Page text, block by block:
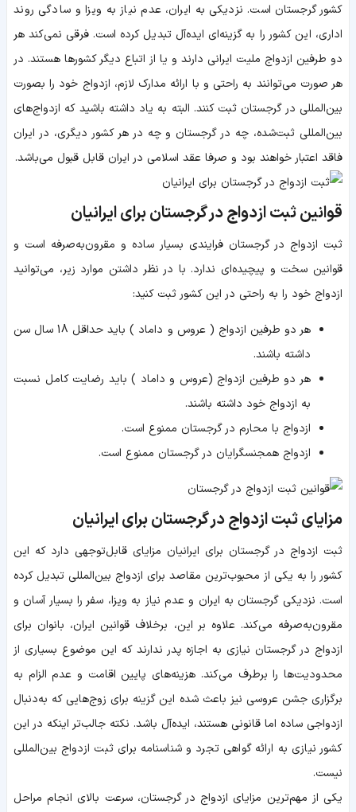
کشور گرجستان است. نزدیکی به ایران، عدم نیاز به ویزا و سادگی روند
اداری، این کشور را به گزینه‌ای ایده‌آل تبدیل کرده است. فرقی نمی‌کند هر
دو طرفین ازدواج ملیت ایرانی دارند و یا از اتباع دیگر کشورها هستند. در
هر صورت می‌توانند به راحتی و با ارائه مدارک لازم، ازدواج خود را بصورت
بین‌المللی در گرجستان ثبت کنند. البته به یاد داشته باشید که ازدواج‌های
بین‌المللی ثبت‌شده، چه در گرجستان و چه در هر کشور دیگری، در ایران
فاقد اعتبار خواهند بود و صرفا عقد اسلامی در ایران قابل قبول می‌باشد.
قوانین ثبت ازدواج در گرجستان برای ایرانیان
ثبت ازدواج در گرجستان فرایندی بسیار ساده و مقرون‌به‌صرفه است و
قوانین سخت و پیچیده‌ای ندارد. با در نظر داشتن موارد زیر، می‌توانید
ازدواج خود را به راحتی در این کشور ثبت کنید:
هر دو طرفین ازدواج ( عروس و داماد ) باید حداقل 18 سال سن
داشته باشند.
هر دو طرفین ازدواج (عروس و داماد ) باید رضایت کامل نسبت
به ازدواج خود داشته باشند.
ازدواج با محارم در گرجستان ممنوع است.
ازدواج همجنسگرایان در گرجستان ممنوع است.
مزایای ثبت ازدواج در گرجستان برای ایرانیان
ثبت ازدواج در گرجستان برای ایرانیان مزایای قابل‌توجهی دارد که این
کشور را به یکی از محبوب‌ترین مقاصد برای ازدواج بین‌المللی تبدیل کرده
است. نزدیکی گرجستان به ایران و عدم نیاز به ویزا، سفر را بسیار آسان و
مقرون‌به‌صرفه می‌کند. علاوه بر این، برخلاف قوانین ایران، بانوان برای
ازدواج در گرجستان نیازی به اجازه پدر ندارند که این موضوع بسیاری از
محدودیت‌ها را برطرف می‌کند. هزینه‌های پایین اقامت و عدم الزام به
برگزاری جشن عروسی نیز باعث شده این گزینه برای زوج‌هایی که به‌دنبال
ازدواجی ساده اما قانونی هستند، ایده‌آل باشد. نکته جالب‌تر اینکه در این
کشور نیازی به ارائه گواهی تجرد و شناسنامه برای ثبت ازدواج بین‌المللی
نیست.
یکی از مهم‌ترین مزایای ازدواج در گرجستان، سرعت بالای انجام مراحل